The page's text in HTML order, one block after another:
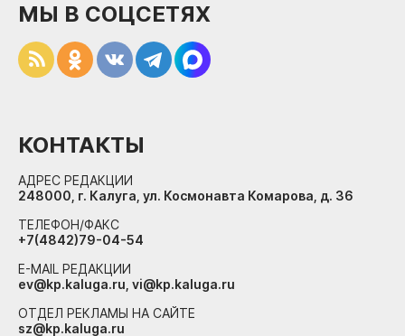
МЫ В СОЦСЕТЯХ
КОНТАКТЫ
АДРЕС РЕДАКЦИИ
248000, г. Калуга, ул. Космонавта Комарова, д. 36
ТЕЛЕФОН/ФАКС
+7(4842)79-04-54
E-MAIL РЕДАКЦИИ
ev@kp.kaluga.ru, vi@kp.kaluga.ru
ОТДЕЛ РЕКЛАМЫ НА САЙТЕ
sz@kp.kaluga.ru